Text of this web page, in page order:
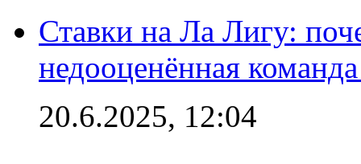
Ставки на Ла Лигу:
недооценённая
20.6.2025, 12:04